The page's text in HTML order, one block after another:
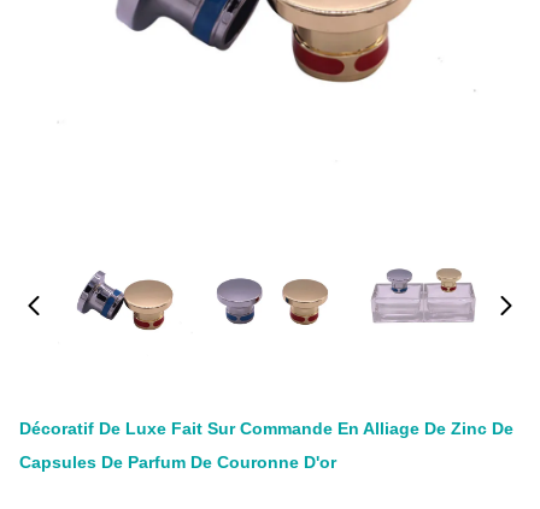
Décoratif De Luxe Fait Sur Commande En Alliage De Zinc De
Capsules De Parfum De Couronne D'or